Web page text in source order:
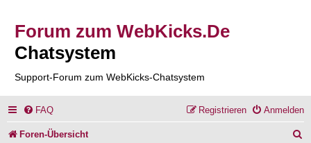
Forum zum WebKicks.De
Chatsystem
Support-Forum zum WebKicks-Chatsystem
FAQ Anmelden
Registrieren
Foren-Übersicht